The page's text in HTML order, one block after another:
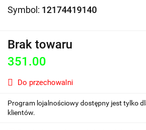
Symbol: 12174419140
Brak towaru
351.00
Do przechowalni
Program lojalnościowy dostępny jest tylko
klientów.